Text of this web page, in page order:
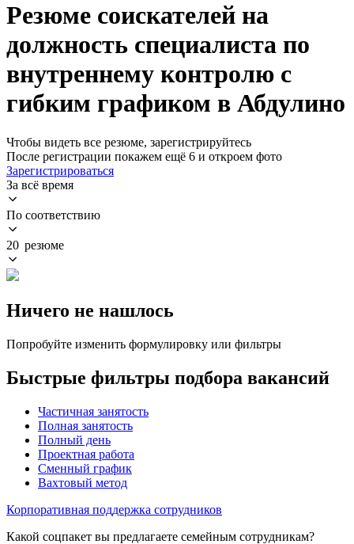
Резюме соискателей на
должность специалиста по
внутреннему контролю с
гибким графиком в Абдулино
Чтобы видеть все резюме, зарегистрируйтесь
После регистрации покажем ещё 6 и откроем фото
Зарегистрироваться
За всё время
По соответствию
20 резюме
Ничего не нашлось
Попробуйте изменить формулировку или фильтры
Быстрые фильтры подбора вакансий
Частичная занятость
Полная занятость
Полный день
Проектная работа
Сменный график
Вахтовый метод
Корпоративная поддержка сотрудников
Какой соцпакет вы предлагаете семейным сотрудникам?